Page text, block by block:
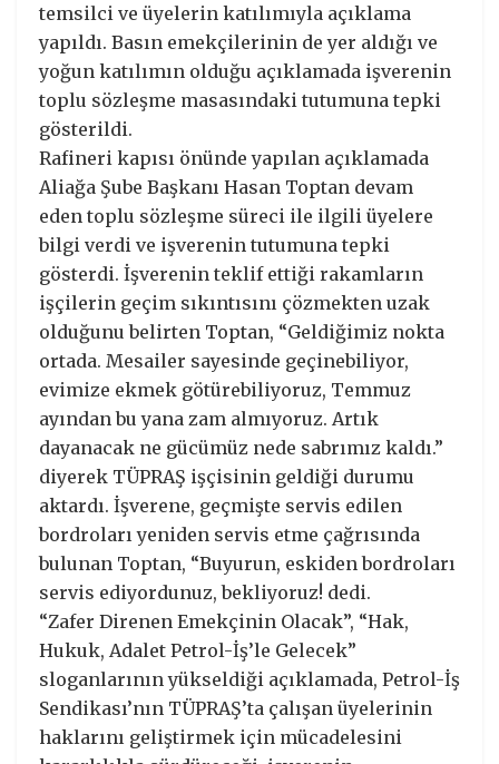
temsilci ve üyelerin katılımıyla açıklama
yapıldı. Basın emekçilerinin de yer aldığı ve
yoğun katılımın olduğu açıklamada işverenin
toplu sözleşme masasındaki tutumuna tepki
gösterildi.
Rafineri kapısı önünde yapılan açıklamada
Aliağa Şube Başkanı Hasan Toptan devam
eden toplu sözleşme süreci ile ilgili üyelere
bilgi verdi ve işverenin tutumuna tepki
gösterdi. İşverenin teklif ettiği rakamların
işçilerin geçim sıkıntısını çözmekten uzak
olduğunu belirten Toptan, “Geldiğimiz nokta
ortada. Mesailer sayesinde geçinebiliyor,
evimize ekmek götürebiliyoruz, Temmuz
ayından bu yana zam almıyoruz. Artık
dayanacak ne gücümüz nede sabrımız kaldı.”
diyerek TÜPRAŞ işçisinin geldiği durumu
aktardı. İşverene, geçmişte servis edilen
bordroları yeniden servis etme çağrısında
bulunan Toptan, “Buyurun, eskiden bordroları
servis ediyordunuz, bekliyoruz! dedi.
“Zafer Direnen Emekçinin Olacak”, “Hak,
Hukuk, Adalet Petrol-İş’le Gelecek”
sloganlarının yükseldiği açıklamada, Petrol-İş
Sendikası’nın TÜPRAŞ’ta çalışan üyelerinin
haklarını geliştirmek için mücadelesini